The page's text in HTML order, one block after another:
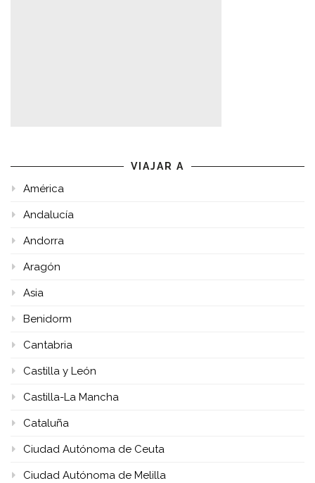
VIAJAR A
América
Andalucía
Andorra
Aragón
Asia
Benidorm
Cantabria
Castilla y León
Castilla-La Mancha
Cataluña
Ciudad Autónoma de Ceuta
Ciudad Autónoma de Melilla